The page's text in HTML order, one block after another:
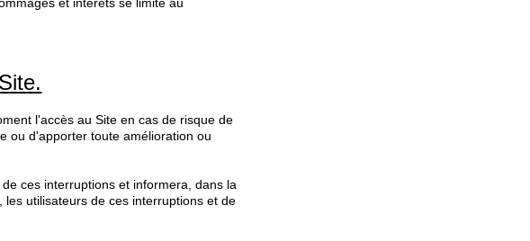
l'accès au Site en cas de risque de
ou d'apporter toute amélioration ou
ces interruptions et informera, dans la
utilisateurs de ces interruptions et de